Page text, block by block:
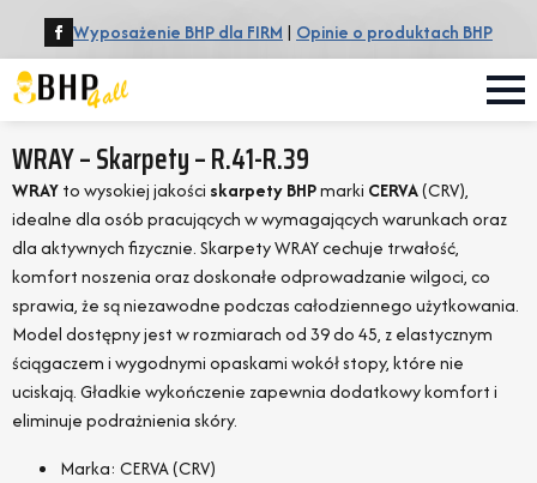
Wyposażenie BHP dla FIRM | Opinie o produktach BHP
WRAY – Skarpety – R.41-R.39
WRAYto wysokiej jakości skarpety BHPmarki CERVA(CRV),
idealne dla osób pracujących w wymagających warunkach oraz
dla aktywnych fizycznie. Skarpety WRAY cechuje trwałość,
komfort noszenia oraz doskonałe odprowadzanie wilgoci, co
sprawia, że są niezawodne podczas całodziennego użytkowania.
Model dostępny jest w rozmiarach od 39 do 45, z elastycznym
ściągaczem i wygodnymi opaskami wokół stopy, które nie
uciskają. Gładkie wykończenie zapewnia dodatkowy komfort i
eliminuje podrażnienia skóry.
Marka: CERVA (CRV)